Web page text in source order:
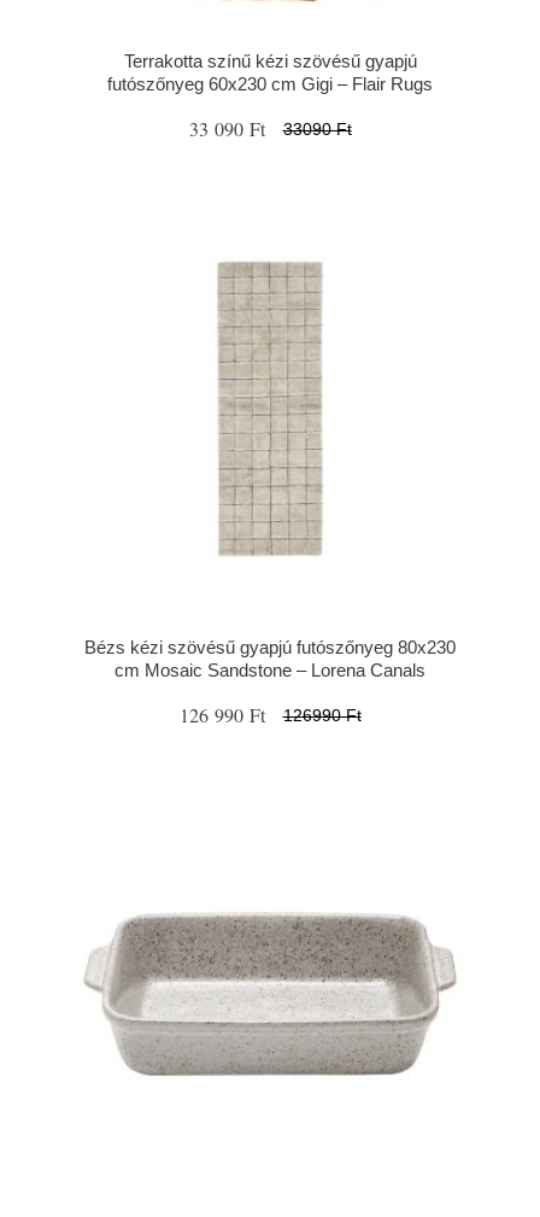
Terrakotta színű kézi szövésű gyapjú
futószőnyeg 60x230 cm Gigi – Flair Rugs
33 090 Ft 33090 Ft
Bézs kézi szövésű gyapjú futószőnyeg 80x230
cm Mosaic Sandstone – Lorena Canals
126 990 Ft 126990 Ft